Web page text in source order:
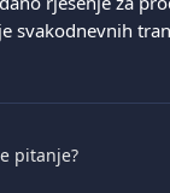
svakodnevnih
pitanje?